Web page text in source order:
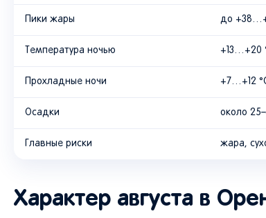
Пики жары до
Температура ночью +13…+20
Прохладные ночи +7…+12
Осадки около
Главные риски жара,
Характер августа в